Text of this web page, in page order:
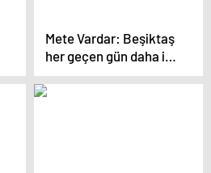
Mete Vardar: Beşiktaş
her geçen gün daha iyi
olacak